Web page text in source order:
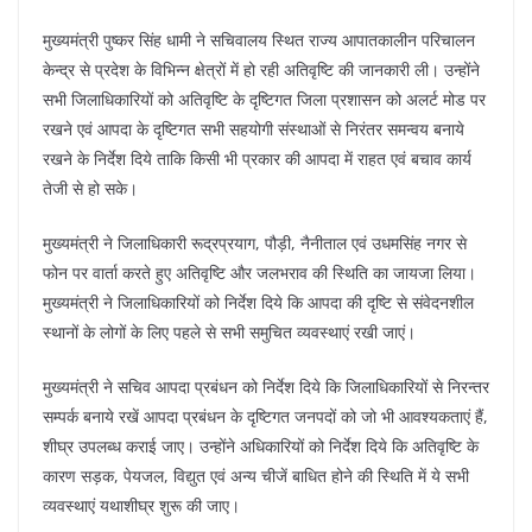
b
o
o
k
A
p
p
st a
m
dI
n
मुख्यमंत्री पुष्कर सिंह धामी ने सचिवालय स्थित राज्य आपातकालीन परिचालन
केन्द्र से प्रदेश के विभिन्न क्षेत्रों में हो रही अतिवृष्टि की जानकारी ली। उन्होंने
सभी जिलाधिकारियों को अतिवृष्टि के दृष्टिगत जिला प्रशासन को अलर्ट मोड पर
रखने एवं आपदा के दृष्टिगत सभी सहयोगी संस्थाओं से निरंतर समन्वय बनाये
रखने के निर्देश दिये ताकि किसी भी प्रकार की आपदा में राहत एवं बचाव कार्य
तेजी से हो सके।
मुख्यमंत्री ने जिलाधिकारी रूद्रप्रयाग, पौड़ी, नैनीताल एवं उधमसिंह नगर से
फोन पर वार्ता करते हुए अतिवृष्टि और जलभराव की स्थिति का जायजा लिया।
मुख्यमंत्री ने जिलाधिकारियों को निर्देश दिये कि आपदा की दृष्टि से संवेदनशील
स्थानों के लोगों के लिए पहले से सभी समुचित व्यवस्थाएं रखी जाएं।
मुख्यमंत्री ने सचिव आपदा प्रबंधन को निर्देश दिये कि जिलाधिकारियों से निरन्तर
सम्पर्क बनाये रखें आपदा प्रबंधन के दृष्टिगत जनपदों को जो भी आवश्यकताएं हैं,
शीघ्र उपलब्ध कराई जाए। उन्होंने अधिकारियों को निर्देश दिये कि अतिवृष्टि के
कारण सड़क, पेयजल, विद्युत एवं अन्य चीजें बाधित होने की स्थिति में ये सभी
व्यवस्थाएं यथाशीघ्र शुरू की जाए।